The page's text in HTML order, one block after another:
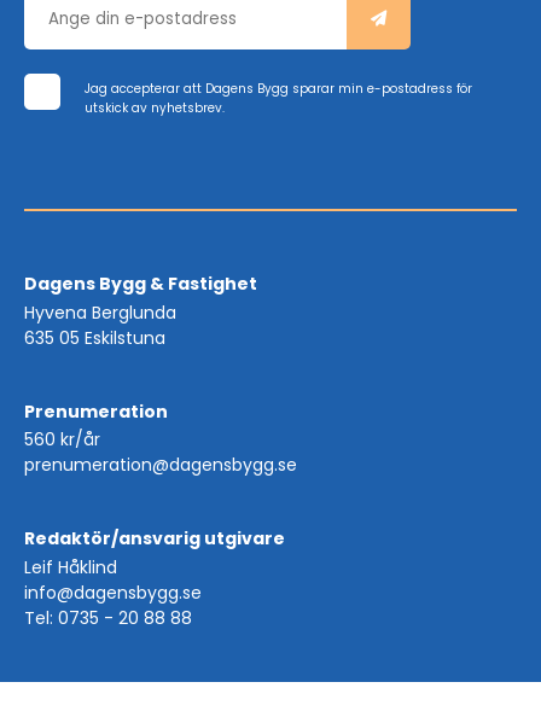
Jag accepterar att Dagens Bygg sparar min e-postadress för
utskick av nyhetsbrev.
Dagens Bygg & Fastighet
Hyvena Berglunda
635 05 Eskilstuna
Prenumeration
560 kr/år
prenumeration@dagensbygg.se
Redaktör/ansvarig utgivare
Leif Håklind
info@dagensbygg.se
Tel: 0735 - 20 88 88